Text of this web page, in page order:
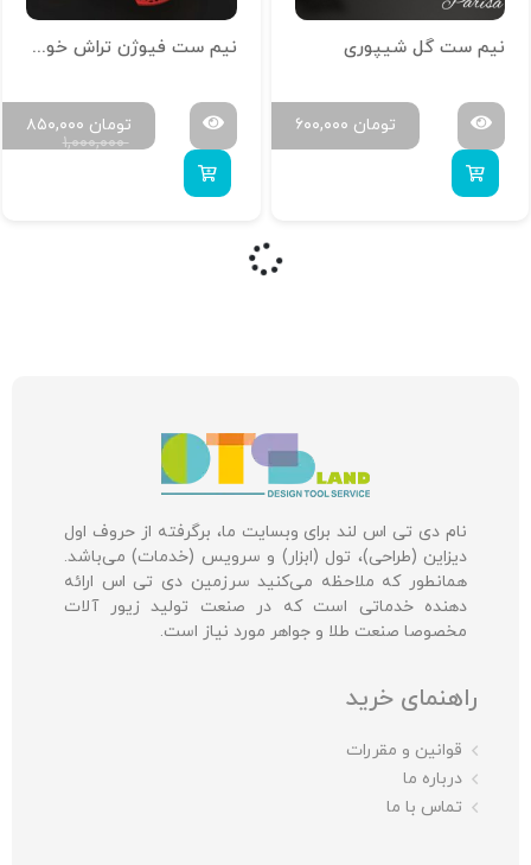
نیم ست گل شیپوری
۶۰۰,۰۰۰ تومان
نیم ست فیوژن تراش خور کد N-T-Z-05
۱,۰۰۰,۰۰۰
۸۵۰,۰۰۰ تومان
نام دی تی اس لند برای وبسایت ما، برگرفته از حروف اول
دیزاین (طراحی)، تول (ابزار) و سرویس (خدمات) می‌باشد.
همانطور که ملاحظه می‌کنید سرزمین دی تی اس ارائه
دهنده خدماتی است که در صنعت تولید زیور آلات
مخصوصا صنعت طلا و جواهر مورد نیاز است.
راهنمای خرید
قوانین و مقررات
درباره ما
تماس با ما